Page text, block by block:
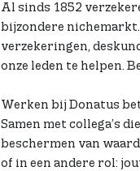
Al sinds 1852
bijzondere
verzekeringen,
onze leden te helpen.
Werken bij Donatus
Samen met collega’s
beschermen van
of in een andere rol: